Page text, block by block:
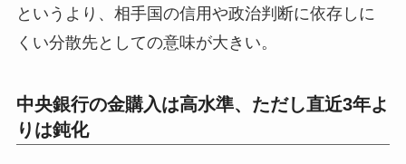
というより、相手国の信用や政治判断に依存しに
くい分散先としての意味が大きい。
中央銀行の金購入は高水準、ただし直近3年よ
りは鈍化